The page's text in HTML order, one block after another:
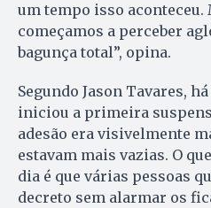
um tempo isso aconteceu.
começamos a perceber
bagunça total”, opina.
Segundo Jason Tavares,
iniciou a primeira
adesão era visivelmente
estavam mais vazias. O
dia é que várias pessoas
decreto sem alarmar os